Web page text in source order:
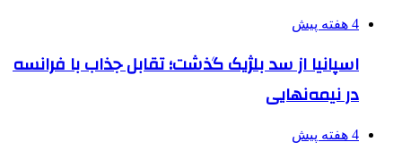
4 هفته پیش
اسپانیا از سد بلژیک گذشت؛ تقابل جذاب با فرانسه
در نیمه‌نهایی
4 هفته پیش